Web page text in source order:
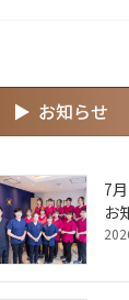
お知らせ
7
お